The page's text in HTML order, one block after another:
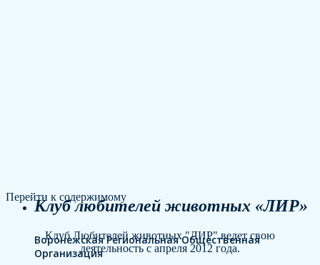
Клуб любителей животных «ЛИР»
Воронежская Региональная Общественная
Организация
Перейти к содержимому
Клуб Любителей животных "ЛИР" ведет свою
деятельность с апреля 2012 года.